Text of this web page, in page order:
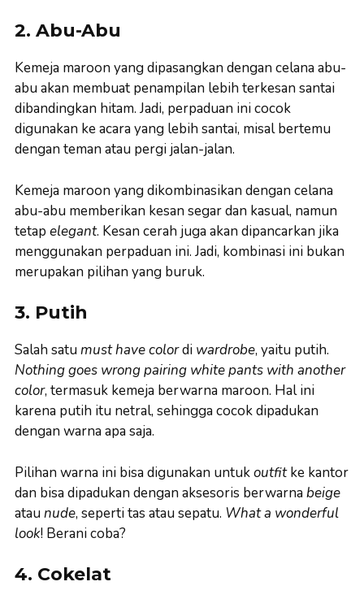
2. Abu-Abu
Kemeja maroon yang dipasangkan dengan celana abu-
abu akan membuat penampilan lebih terkesan santai
dibandingkan hitam. Jadi, perpaduan ini cocok
digunakan ke acara yang lebih santai, misal bertemu
dengan teman atau pergi jalan-jalan.
Kemeja maroon yang dikombinasikan dengan celana
abu-abu memberikan kesan segar dan kasual, namun
tetap elegant. Kesan cerah juga akan dipancarkan jika
menggunakan perpaduan ini. Jadi, kombinasi ini bukan
merupakan pilihan yang buruk.
3. Putih
Salah satu must have colordi wardrobe, yaitu putih.
Nothing goes wrong pairing white pants with another
color, termasuk kemeja berwarna maroon. Hal ini
karena putih itu netral, sehingga cocok dipadukan
dengan warna apa saja.
Pilihan warna ini bisa digunakan untukoutfitke kantor
dan bisa dipadukan dengan aksesoris berwarna beige
atau nude, seperti tas atau sepatu. What a wonderful
look! Berani coba?
4. Cokelat